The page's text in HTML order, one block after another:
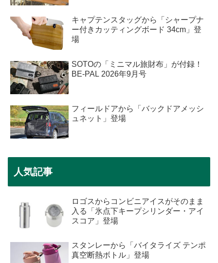
キャプテンスタッグから「シャープナ
ー付きカッティングボード 34cm」登
場
SOTOの「ミニマル旅財布」が付録！
BE-PAL 2026年9月号
フィールドアから「バックドアメッシ
ュネット」登場
人気記事
ロゴスからコンビニアイスがそのまま
入る「氷点下キープシリンダー・アイ
スコア」登場
スタンレーから「バイタライズ テンポ
真空断熱ボトル」登場